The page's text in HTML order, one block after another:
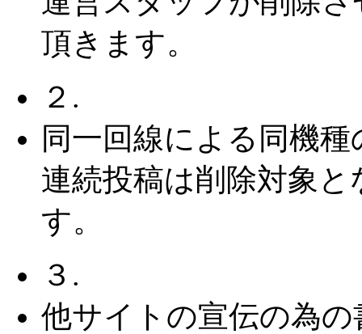
頂きます。
２.
同一回線による同機種
連続投稿は削除対象と
す。
３.
他サイトの宣伝の為の